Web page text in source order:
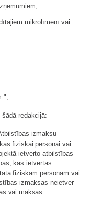
mikrolīmenī vai
šādā redakcijā:
izmaksu
fiziskai personai vai
ietverto atbilstības
kas ietvertas
fiziskām personām vai
izmaksas neietver
vai maksas